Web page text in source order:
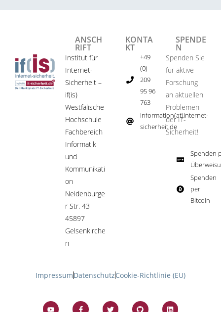
ANSCH
RIFT
Institut für
Internet-
Sicherheit –
if(is)
Westfälische
Hochschule
Fachbereich
Informatik
und
Kommunikati
on
Neidenburge
r Str. 43
45897
Gelsenkirche
n
KONTA
KT
+49
(0)
209
95 96
763
information(at)internet-
sicherheit.de ​
SPENDE
N
Spenden Sie
für aktive
Forschung
an aktuellen
Problemen
der IT-
Sicherheit!​
Spenden
Spenden
per
Bitcoin​
ImpressumDatenschutzCookie-Richtlinie (EU)